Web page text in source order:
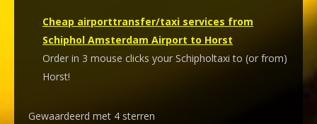
Cheap airporttransfer/taxi services from
Schiphol Amsterdam Airport to Horst
Order in 3 mouse clicks your Schipholtaxi to (or from)
Horst!
Gewaardeerd met 4 sterren